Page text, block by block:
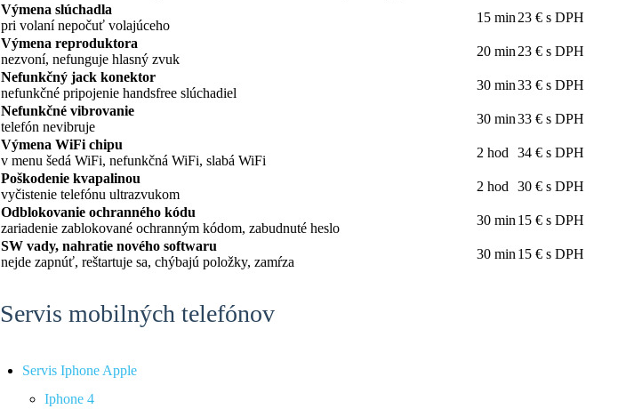
Výmena slúchadla
pri volaní nepočuť volajúceho
15 min 23 € s DPH
Výmena reproduktora
nezvoní, nefunguje hlasný zvuk
20 min 23 € s DPH
Nefunkčný jack konektor
nefunkčné pripojenie handsfree slúchadiel
30 min33 € s DPH
Nefunkčné vibrovanie
telefón nevibruje
30 min33 € s DPH
Výmena WiFi chipu
v menu šedá WiFi, nefunkčná WiFi, slabá WiFi
2 hod
34 € s DPH
Poškodenie kvapalinou
vyčistenie telefónu ultrazvukom
2 hod
30 € s DPH
Odblokovanie ochranného kódu
zariadenie zablokované ochranným kódom, zabudnuté heslo
30 min 15 € s DPH
SW vady, nahratie nového softwaru
nejde zapnúť, reštartuje sa, chýbajú položky, zamŕza
30 min 15 € s DPH
Servis mobilných telefónov
Servis Iphone Apple
Iphone 4